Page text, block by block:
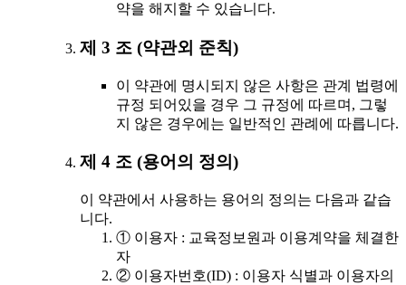
약을 해지할 수 있습니다.
제 3 조 (약관외 준칙)
이 약관에 명시되지 않은 사항은 관계 법령에
규정 되어있을 경우 그 규정에 따르며, 그렇
지 않은 경우에는 일반적인 관례에 따릅니다.
제 4 조 (용어의 정의)
이 약관에서 사용하는 용어의 정의는 다음과 같습
니다.
① 이용자 : 교육정보원과 이용계약을 체결한
자
② 이용자번호(ID) : 이용자 식별과 이용자의